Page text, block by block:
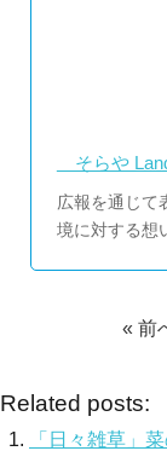
そらや
広報を通じて
境に対する想
« 前
Related posts:
「日々雑草」